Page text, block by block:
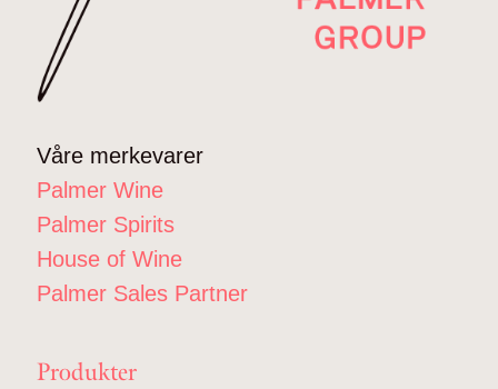
Våre merkevarer
Palmer Wine
Palmer Spirits
House of Wine
Palmer Sales Partner
Produkter